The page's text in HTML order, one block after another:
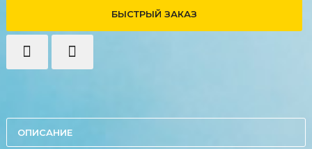
БЫСТРЫЙ ЗАКАЗ
ОПИСАНИЕ